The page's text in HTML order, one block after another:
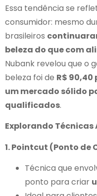
Essa tendência se
consumidor: mesmo
brasileiros
beleza do que com
Nubank revelou que o
beleza foi de R$ 90,40
um mercado sólido
qualificados.
Explorando
1. Pointcut (Ponto de
Técnica que
ponto para criar